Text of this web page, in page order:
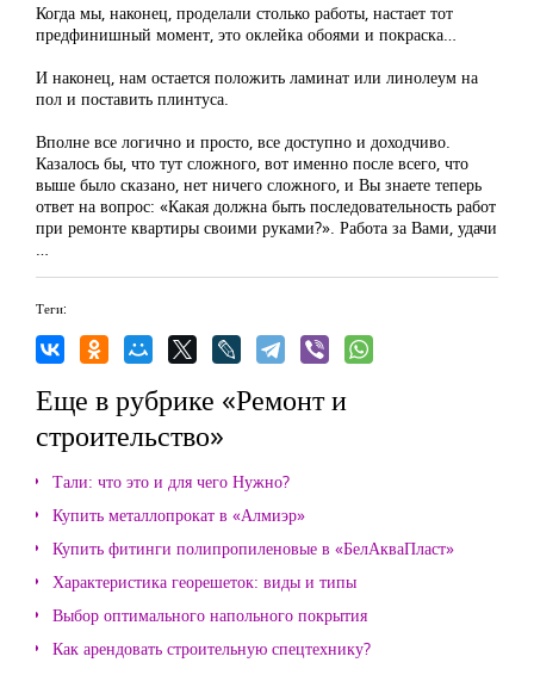
Когда мы, наконец, проделали столько работы, настает тот
предфинишный момент, это оклейка обоями и покраска…
И наконец, нам остается положить ламинат или линолеум на
пол и поставить плинтуса.
Вполне все логично и просто, все доступно и доходчиво.
Казалось бы, что тут сложного, вот именно после всего, что
выше было сказано, нет ничего сложного, и Вы знаете теперь
ответ на вопрос: «Какая должна быть последовательность работ
при ремонте квартиры своими руками?». Работа за Вами, удачи
…
Теги:
Еще в рубрике «Ремонт и
строительство»
Тали: что это и для чего Нужно?
Купить металлопрокат в «Алмиэр»
Купить фитинги полипропиленовые в «БелАкваПласт»
Характеристика георешеток: виды и типы
Выбор оптимального напольного покрытия
Как арендовать строительную спецтехнику?